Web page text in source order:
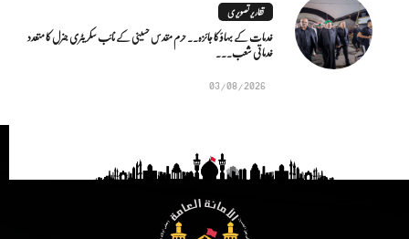
تقاریر تصویری
خدمات کے بہاؤ کا جائزہ.. حرم مقدس حسینی کے نائب سکریٹری جنرل کا متعدد
خدماتی شعب...
03/08/2026